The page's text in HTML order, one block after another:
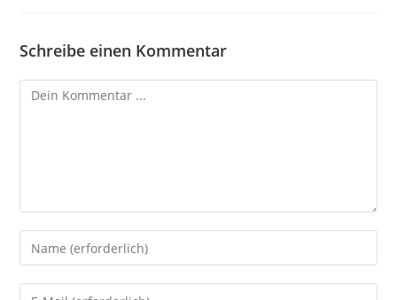
Schreibe einen Kommentar
Kommentieren
Gib
deinen
Namen
Gib